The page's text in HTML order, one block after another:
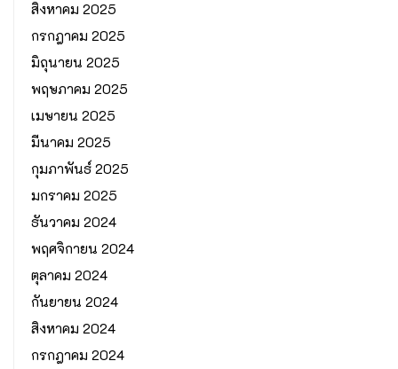
สิงหาคม 2025
กรกฎาคม 2025
มิถุนายน 2025
พฤษภาคม 2025
เมษายน 2025
มีนาคม 2025
กุมภาพันธ์ 2025
มกราคม 2025
ธันวาคม 2024
พฤศจิกายน 2024
ตุลาคม 2024
กันยายน 2024
สิงหาคม 2024
กรกฎาคม 2024